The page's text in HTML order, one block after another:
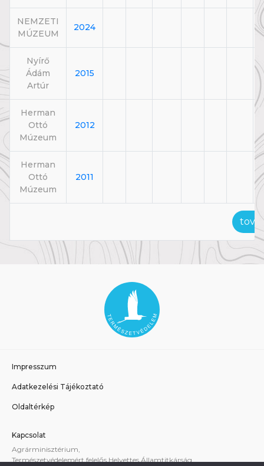
NEMZETI
MÚZEUM
2024
Nyírő
Ádám
Artúr
2015
Herman
Ottó
Múzeum
2012
Herman
Ottó
Múzeum
2011
Impresszum
Adatkezelési Tájékoztató
Oldaltérkép
Kapcsolat
Agrárminisztérium,
Természetvédelemért felelős Helyettes Államtitkárság